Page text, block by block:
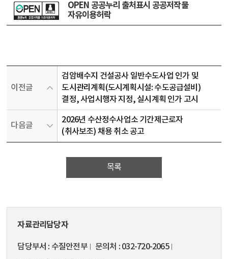
OPEN 공공누리 출처표시 공공저작물
자유이용허락
이전글
검암배수지 건설공사 일반수도사업 인가 및
도시관리계획(도시계획시설: 수도공급설비)
결정, 사업시행자 지정, 실시계획 인가 고시
다음글
2026년 수산정수사업소 기간제근로자
(취사보조) 채용 취소 공고
목록
자료관리담당자
담당부서 수질안전부 문의처
032-720-2065